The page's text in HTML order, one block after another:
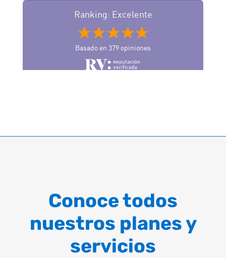
Conoce todos
nuestros planes y
servicios